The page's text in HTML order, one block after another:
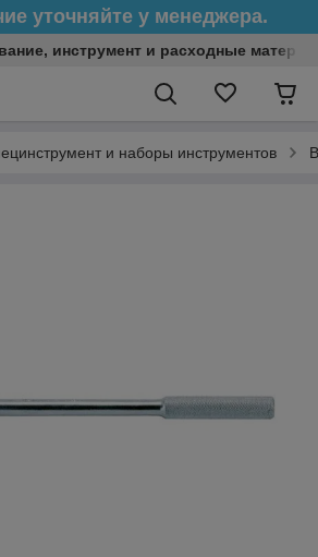
уточняйте у менеджера.
инструмент и расходные
и наборы инструментов